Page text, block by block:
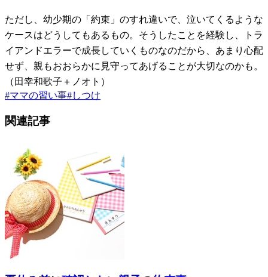
ただし、幼少期の「約束」のすれ違いで、泣いてくるような
ケースはどうしてもあるもの。そうしたことを経験し、トラ
イアンドエラーで成長していくものなのだから、あまり心配
せず、親もおおらかに見守ってあげることが大切なのかも。
（田幸和歌子＋ノオト）
#ママの習い事#しつけ
関連記事